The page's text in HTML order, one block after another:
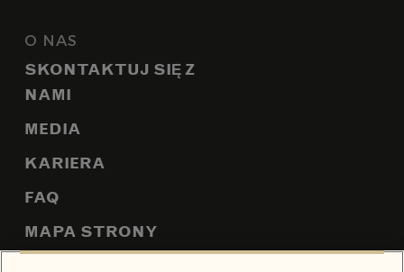
O NAS
SKONTAKTUJ SIĘ Z
NAMI
MEDIA
KARIERA
FAQ
MAPA STRONY